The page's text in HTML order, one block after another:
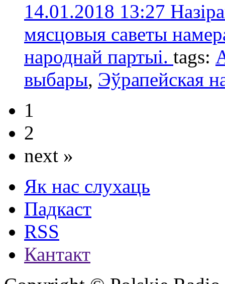
14.01.2018 13:27
мясцовыя саветы
народнай партыі. tags:
выбары, Эўрапейская
1
2
next »
Як нас слухаць
Падкаст
RSS
Кантакт